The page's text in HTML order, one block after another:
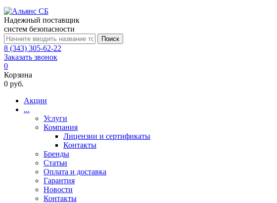
Надежный поставщик
систем безопасности
Поиск
8 (343) 305-62-22
Заказать звонок
0
Корзина
0 руб.
Акции
...
Услуги
Компания
Лицензии и сертификаты
Контакты
Бренды
Статьи
Оплата и доставка
Гарантия
Новости
Контакты